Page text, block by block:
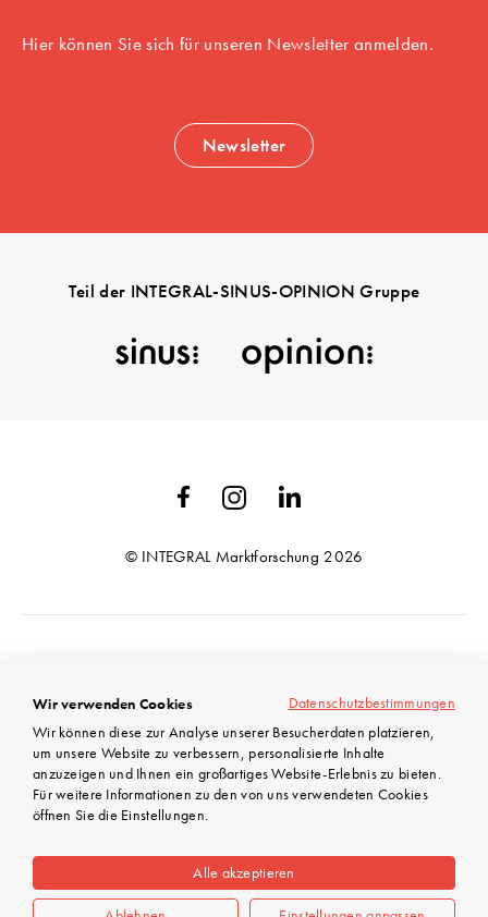
Hier können Sie sich für unseren Newsletter anmelden.
Newsletter
Teil der INTEGRAL-SINUS-OPINION Gruppe
© INTEGRAL Marktforschung 2026
Datenschutz
Impressum
Datenschutzbestimmungen
Wir verwenden Cookies
Wir können diese zur Analyse unserer Besucherdaten platzieren,
um unsere Website zu verbessern, personalisierte Inhalte
anzuzeigen und Ihnen ein großartiges Website-Erlebnis zu bieten.
Für weitere Informationen zu den von uns verwendeten Cookies
öffnen Sie die Einstellungen.
Alle akzeptieren